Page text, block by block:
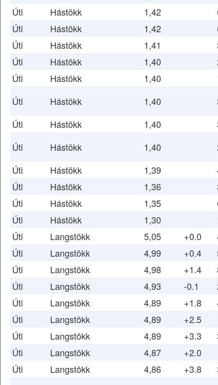
Úti
Hástökk 1,42
Úti
Hástökk 1,42
Úti
Hástökk 1,41
Úti
Hástökk 1,40
Úti
Hástökk 1,40
Úti
Hástökk 1,40
Úti
Hástökk 1,40
Úti
Hástökk 1,40
Úti
Hástökk 1,39
Úti
Hástökk 1,36
Úti
Hástökk 1,35
Úti
Hástökk 1,30
Úti
Langstökk 5,05 +0.0
Úti
Langstökk 4,99 +0.4
Úti
Langstökk 4,98 +1.4
Úti
Langstökk 4,93 -0.1
Úti
Langstökk 4,89 +1.8
Úti
Langstökk 4,89 +2.5
Úti
Langstökk 4,89 +3.3
Úti
Langstökk 4,87
+2.0
Úti
Langstökk 4,86 +3.8